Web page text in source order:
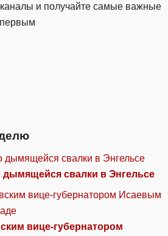
и получайте самые важные
свалки в Энгельсе
вице-губернатором